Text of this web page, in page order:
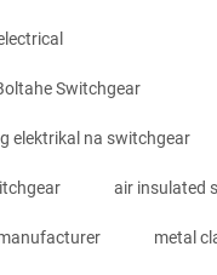
Switchgear
elektrikal na switchgear
air insulated
metal